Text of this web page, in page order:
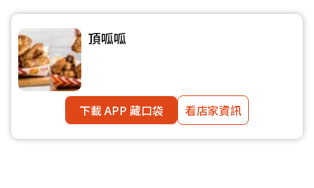
頂呱呱
下載 APP 藏口袋 看店家資訊